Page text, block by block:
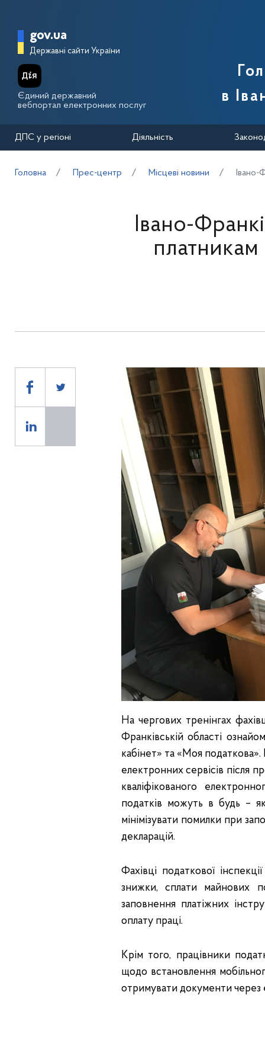
Головна сторінка Державної
gov.ua
Державні сайти України
Єдиний державний
вебпортал електронних послуг
в
ДПС у регіоні Діяльність
Головна Прес-центр Місцеві новини Івано-
Івано-
платникам
На чергових тренінгах
Франківській області
кабінет» та «Моя
електронних сервісів після
кваліфікованого
податків можуть в будь –
мінімізувати помилки при
декларацій.
Фахівці податкової
знижки, сплати майнових
заповнення платіжних
оплату праці.
Крім того, працівники
щодо встановлення
отримувати документи через